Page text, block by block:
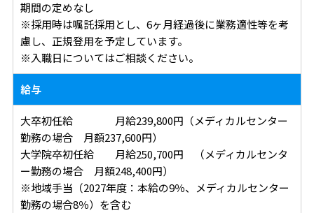
期間の定めなし
※採用時は嘱託採用とし、6ヶ月経過後に業務適性等を考
慮し、正規登用を予定しています。
※入職日についてはご相談ください。
給与
大卒初任給 月給239,800円（メディカルセンター
勤務の場合 月額237,600円）
大学院卒初任給 月給250,700円 （メディカルセンタ
ー勤務の場合 月額248,400円）
※地域手当（2027年度：本給の9％、メディカルセンター
勤務の場合8％）を含む